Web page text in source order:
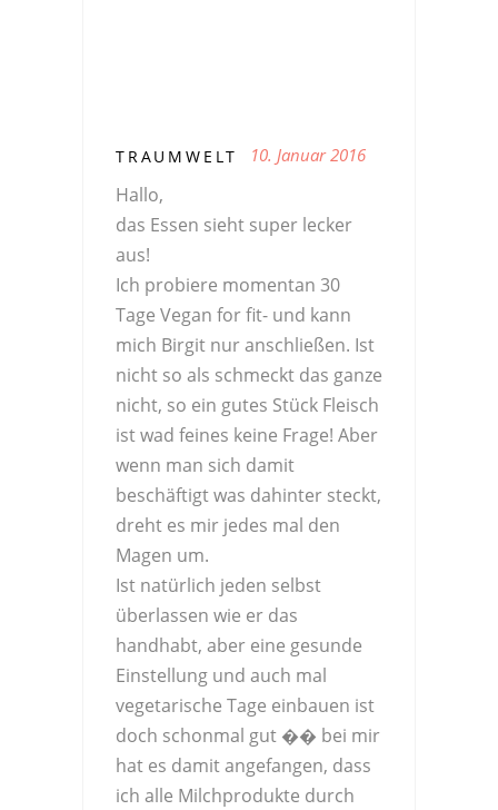
TRAUMWELT 10. Januar 2016
Hallo,
das Essen sieht super lecker
aus!
Ich probiere momentan 30
Tage Vegan for fit- und kann
mich Birgit nur anschließen. Ist
nicht so als schmeckt das ganze
nicht, so ein gutes Stück Fleisch
ist wad feines keine Frage! Aber
wenn man sich damit
beschäftigt was dahinter steckt,
dreht es mir jedes mal den
Magen um.
Ist natürlich jeden selbst
überlassen wie er das
handhabt, aber eine gesunde
Einstellung und auch mal
vegetarische Tage einbauen ist
doch schonmal gut �� bei mir
hat es damit angefangen, dass
ich alle Milchprodukte durch